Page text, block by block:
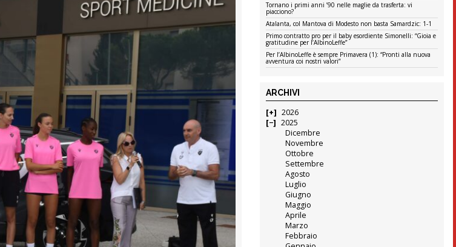
Tornano i primi anni ’90 nelle maglie da trasferta: vi
piacciono?
Atalanta, col Mantova di Modesto non basta Samardzic: 1-1
Primo contratto pro per il baby esordiente Simonelli: “Gioia e
gratitudine per l’AlbinoLeffe”
Per l’AlbinoLeffe è sempre Primavera (1): “Pronti alla nuova
avventura coi nostri valori”
ARCHIVI
2026
2025
Dicembre
Novembre
Ottobre
Settembre
Agosto
Luglio
Giugno
Maggio
Aprile
Marzo
Febbraio